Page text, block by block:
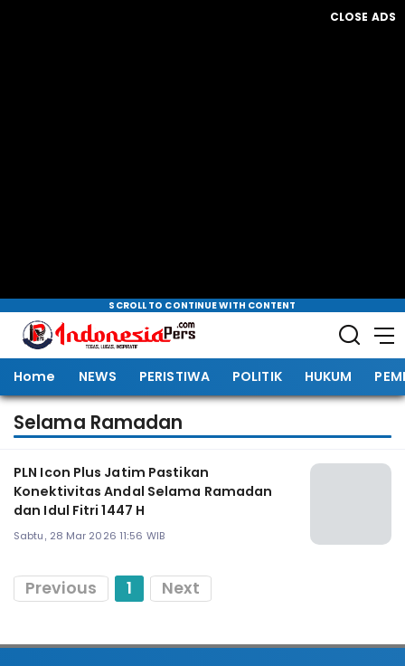
CLOSE ADS
SCROLL TO CONTINUE WITH CONTENT
Home NEWS PERISTIWA POLITIK HUKUM
Selama Ramadan
PLN Icon Plus Jatim Pastikan
Konektivitas Andal Selama Ramadan
dan Idul Fitri 1447 H
Sabtu, 28 Mar 2026 11:56 WIB
Previous 1 Next